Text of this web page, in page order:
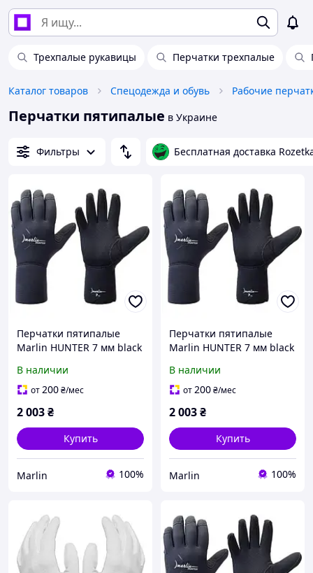
Трехпалые рукавицы Перчатки трехпалые
Каталог товаров Спецодежда и обувь Рабочие
Перчатки пятипалые в Украине
Фильтры Бесплатная доставка
Перчатки пятипалые
Marlin HUNTER 7 мм black
В наличии
от200₴/мес
2 003₴
Купить
Marlin 100%
Перчатки пятипалые
Marlin HUNTER 7 мм black
В наличии
от200₴/мес
2 003₴
Купить
Marlin 100%